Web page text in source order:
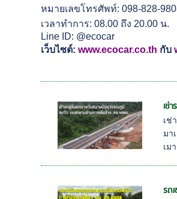
หมายเลขโทรศัพท์: 098-828-
เวลาทำการ: 08.00 ถึง 20.00 น.
Line ID: @ecocar
เว็บไซต์:www.ecocar.co.th กับ
เช่
เช่
มา
เม
รถ